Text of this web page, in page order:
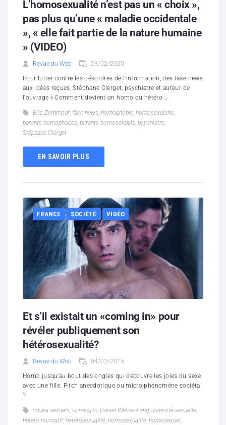
L’homosexualité n’est pas un « choix »,
pas plus qu’une « maladie occidentale
», « elle fait partie de la nature humaine
» (VIDEO)
Revue du Web 23/02/2020
Pour lutter contre les désordres de l'information, des fake news
aux idées reçues, Stéphane Clerget, psychiatre et auteur de
l'ouvrage « Comment devient-on homo ou hétéro...
Eric Zemmour, fake news, homophobie, homosexualite,
parents homophobes, parents homosexuels, psychiatre,
Stéphane Clerget
EN SAVOIR PLUS
FRANCE SOCIÉTÉ VIDÉO
Et s’il existait un «coming in» pour
révéler publiquement son
hétérosexualité?
Revue du Web 04/02/2015
Homo jusqu’au bout des ongles qui découvre les joies du sexe
avec une fille. Pitch anecdotique ou micro-phénomène sociétal
?
codes sexuels, coming in, Daniel Welzer-Lang, diversité sexuelle,
hétéro normatif, hétérosexualité, homosexualite, homosexuel,